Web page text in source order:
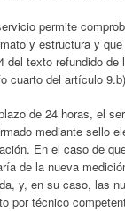
permite
y estructura y
del texto refundido
cuarto del artículo
de 24 horas, el
mediante sello
En el caso de
de la nueva
y, en su caso, las
por técnico